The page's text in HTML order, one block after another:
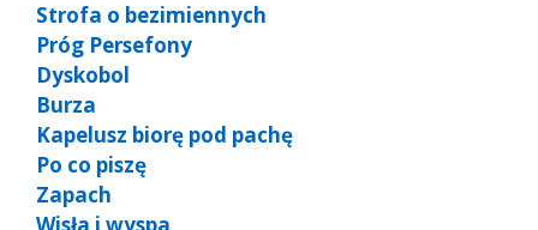
Strofa o bezimiennych
Próg Persefony
Dyskobol
Burza
Kapelusz biorę pod pachę
Po co piszę
Zapach